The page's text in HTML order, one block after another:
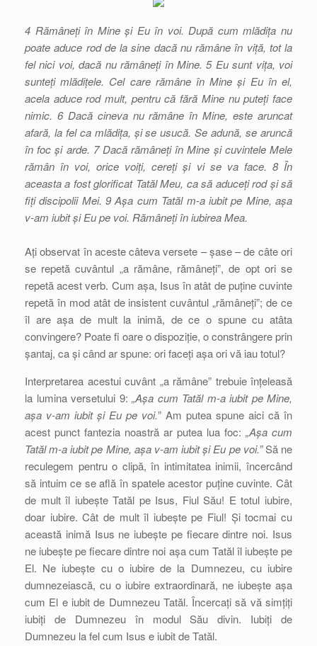
4 Rămâneți în Mine și Eu în voi. După cum mlădița nu
poate aduce rod de la sine dacă nu rămâne în viță, tot la
fel nici voi, dacă nu rămâneți în Mine. 5 Eu sunt vița, voi
sunteți mlădițele. Cel care rămâne în Mine și Eu în el,
acela aduce rod mult, pentru că fără Mine nu puteți face
nimic. 6 Dacă cineva nu rămâne în Mine, este aruncat
afară, la fel ca mlădița, și se usucă. Se adună, se aruncă
în foc și arde. 7 Dacă rămâneți în Mine și cuvintele Mele
rămân în voi, orice voiți, cereți și vi se va face. 8 În
aceasta a fost glorificat Tatăl Meu, ca să aduceți rod și să
fiți discipolii Mei. 9 Așa cum Tatăl m-a iubit pe Mine, așa
v-am iubit și Eu pe voi. Rămâneți în iubirea Mea.
Ați observat în aceste câteva versete – șase – de câte ori
se repetă cuvântul „a rămâne, rămâneți”, de opt ori se
repetă acest verb. Cum așa, Isus în atât de puține cuvinte
repetă în mod atât de insistent cuvântul „rămâneți”; de ce
îl are așa de mult la inimă, de ce o spune cu atâta
convingere? Poate fi oare o dispoziție, o constrângere prin
șantaj, ca și când ar spune: ori faceți așa ori vă iau totul?
Interpretarea acestui cuvânt „a rămâne” trebuie înțeleasă
la lumina versetului 9: „Așa cum Tatăl m-a iubit pe Mine,
așa v-am iubit și Eu pe voi.” Am putea spune aici că în
acest punct fantezia noastră ar putea lua foc: „Așa cum
Tatăl m-a iubit pe Mine, așa v-am iubit și Eu pe voi.”Să ne
reculegem pentru o clipă, în intimitatea inimii, încercând
să intuim ce se află în spatele acestor puține cuvinte. Cât
de mult îl iubește Tatăl pe Isus, Fiul Său! E totul iubire,
doar iubire. Cât de mult îl iubește pe Fiul! Și tocmai cu
această inimă Isus ne iubește pe fiecare dintre noi. Isus
ne iubește pe fiecare dintre noi așa cum Tatăl îl iubește pe
El. Ne iubește cu o iubire de la Dumnezeu, cu iubire
dumnezeiască, cu o iubire extraordinară, ne iubește așa
cum El e iubit de Dumnezeu Tatăl. Încercați să vă simțiți
iubiți de Dumnezeu în modul Său divin. Iubiți de
Dumnezeu la fel cum Isus e iubit de Tatăl.